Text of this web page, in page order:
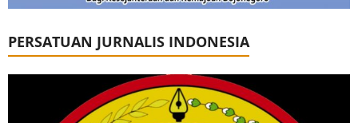
PERSATUAN JURNALIS INDONESIA